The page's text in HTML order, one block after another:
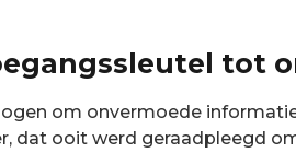
tot
om onvermoede
dat ooit werd geraadpleegd